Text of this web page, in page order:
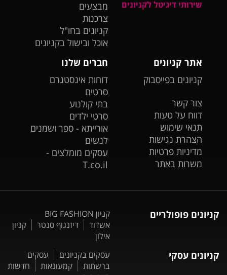
שירותי דיגיטל לקניונים
מבצעים
צרכנות
קניונים בחו"ל
אוכל ובישול בקניונים
אתר קניונים
קניונים בפייסבוק
צור קשר
דווח על טעות
תנאי שימוש
הצהרת נגישות
מדיניות פרטיות
משרות באתר
חברים שלנו
דוחות אינסטגרם
סרטים
בתי קולנוע
סרטי ילדים
אורייתא - ספר ושמנים
לנשים
עסקים מומלצים -
T.co.il
קניונים פופולריים
קניון BIG FASHION
אשדוד
דיזנגוף סנטר
קניון
אילון
קניונים עסקי עסקים בקניונים
עסקים
ברשתות
קמעונאות
חדשות